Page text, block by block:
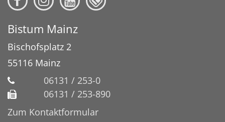
Bistum Mainz
Bischofsplatz 2
55116 Mainz
06131 / 253-0
06131 / 253-890
Zum Kontaktformular